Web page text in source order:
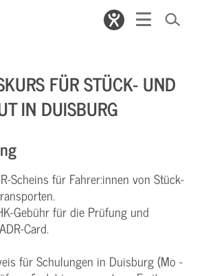
FÜR STÜCK- UND
IN DUISBURG
Scheins für Fahrer:innen von Stück-
Gebühr für die Prüfung und
Card.
für Schulungen in Duisburg (Mo -